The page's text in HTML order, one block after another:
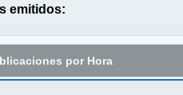
emitidos:
por Hora